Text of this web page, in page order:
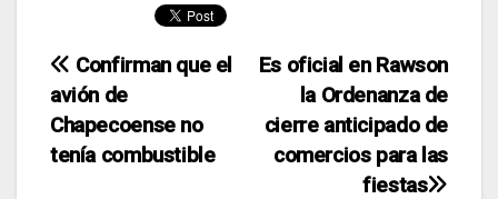
Navegación
de
entradas
Es oficial en Rawson
la Ordenanza de
cierre anticipado de
comercios para las
fiestas
Confirman que el
avión de
Chapecoense no
tenía combustible